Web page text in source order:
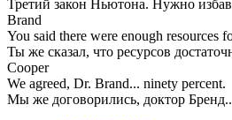
Третий закон Ньютона. Нужно
Brand
You said there were enough resources
Ты же сказал, что ресурсов
Cooper
We agreed, Dr. Brand... ninety percent.
Мы же договорились, доктор